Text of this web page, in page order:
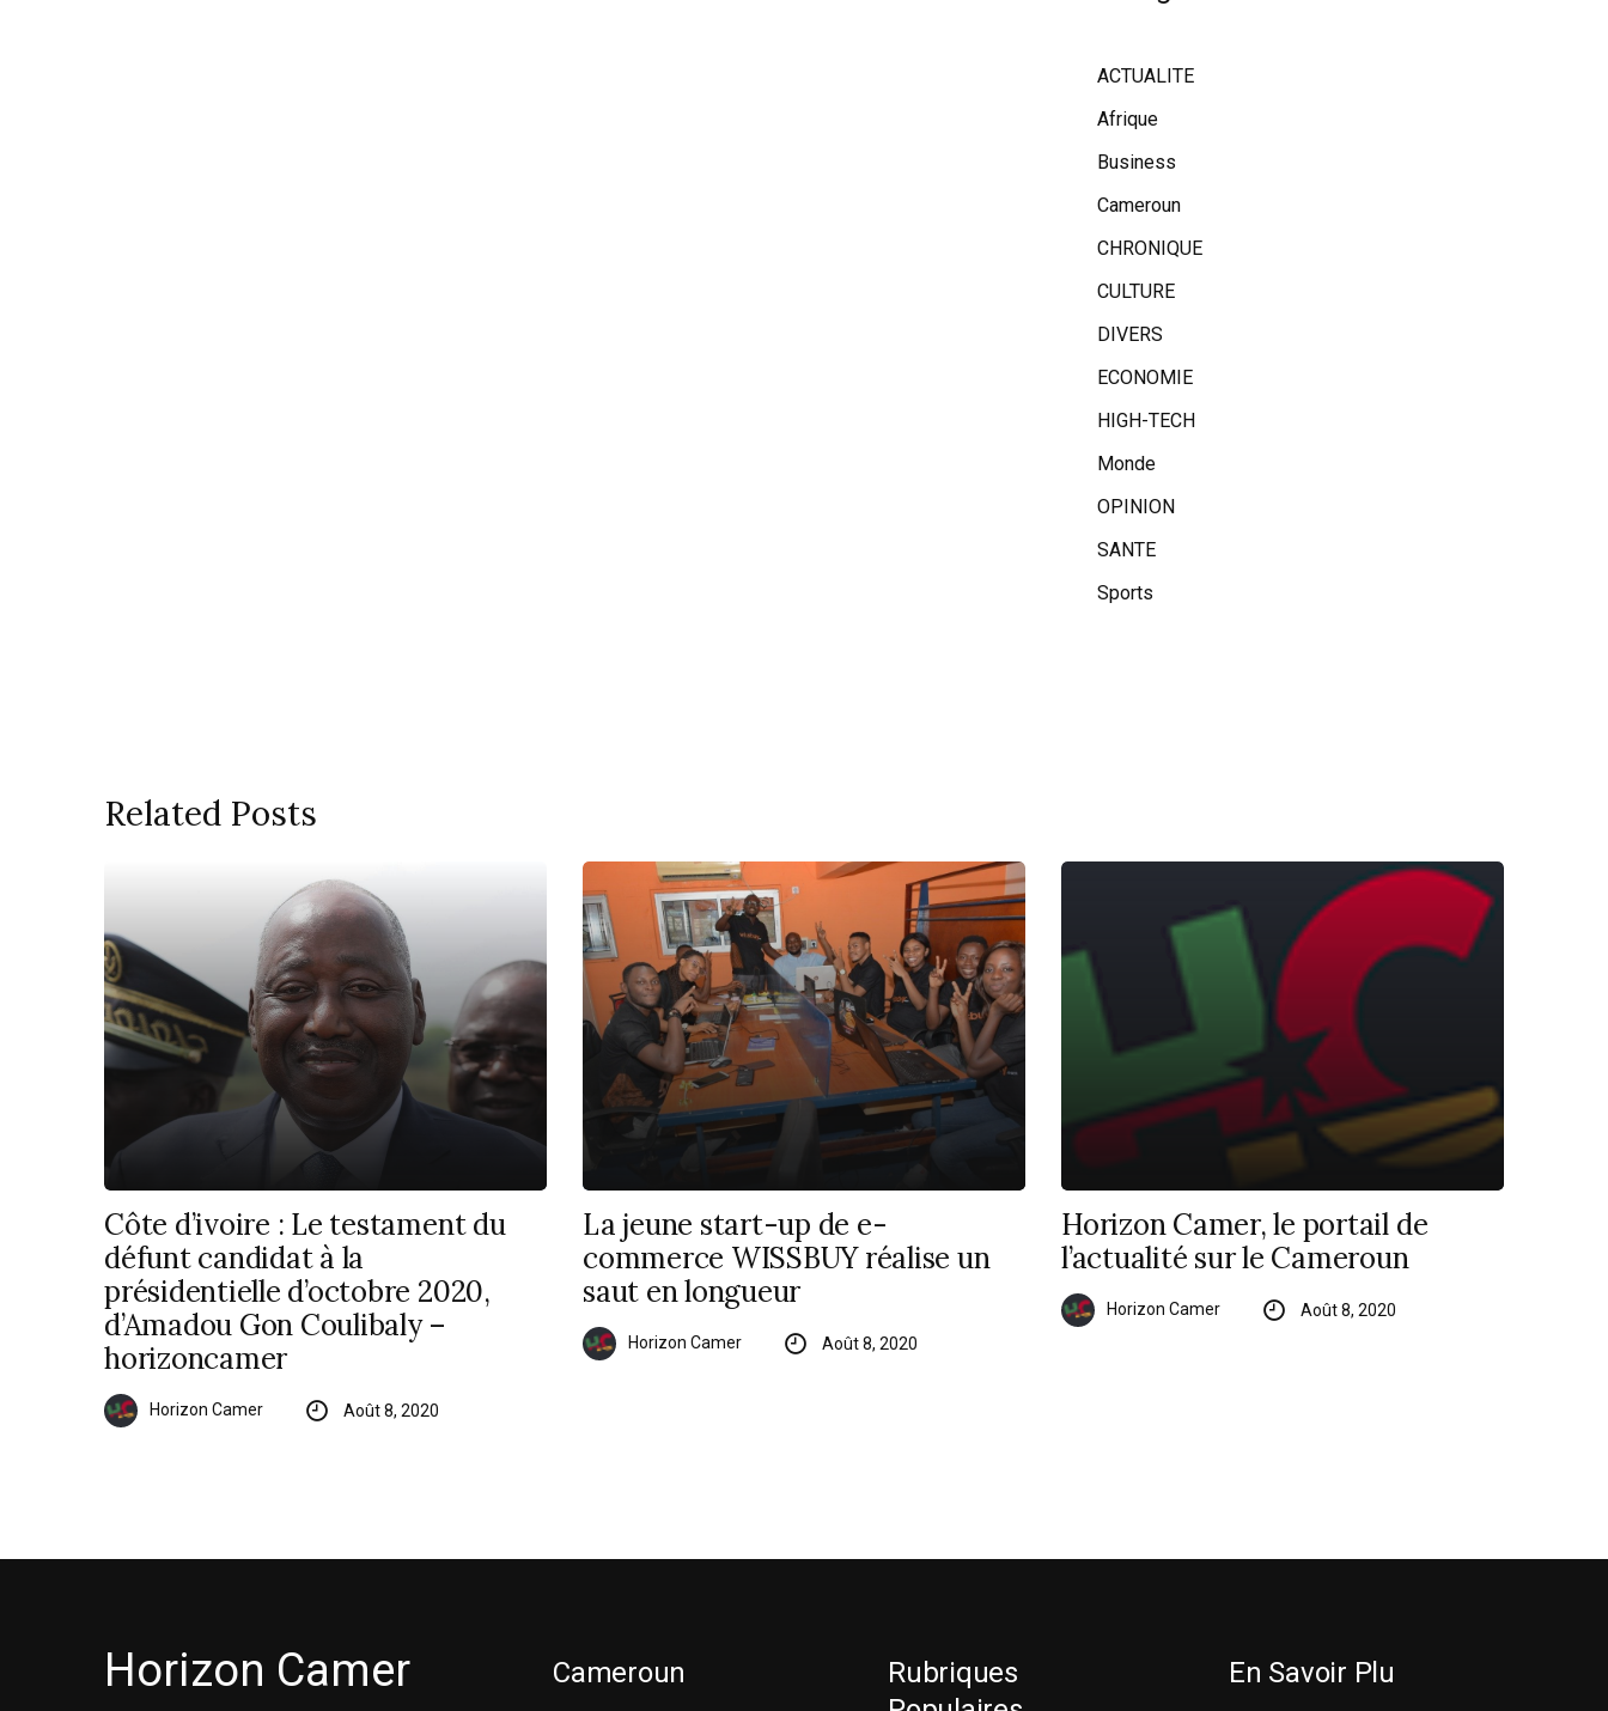
ACTUALITE
Afrique
Business
Cameroun
CHRONIQUE
CULTURE
DIVERS
ECONOMIE
HIGH-TECH
Monde
OPINION
SANTE
Sports
Related Posts
Côte d’ivoire : Le testament du
défunt candidat à la
présidentielle d’octobre 2020,
d’Amadou Gon Coulibaly –
horizoncamer
Horizon Camer Août 8, 2020
La jeune start-up de e-
commerce WISSBUY réalise un
saut en longueur
Horizon Camer Août 8, 2020
Horizon Camer, le portail de
l’actualité sur le Cameroun
Horizon Camer Août 8, 2020
Horizon Camer Cameroun
Rubriques
En Savoir Plu